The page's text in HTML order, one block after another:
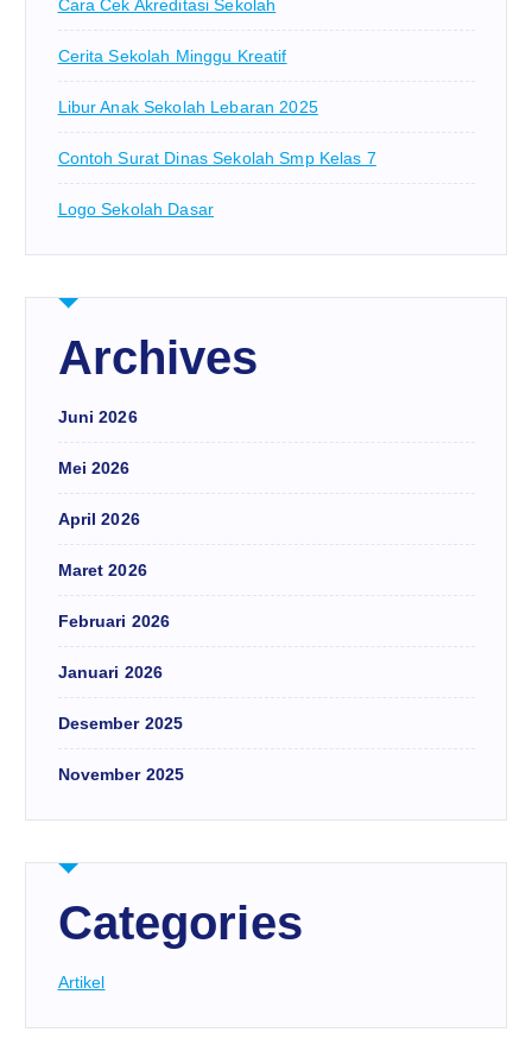
Cara Cek Akreditasi Sekolah
Cerita Sekolah Minggu Kreatif
Libur Anak Sekolah Lebaran 2025
Contoh Surat Dinas Sekolah Smp Kelas 7
Logo Sekolah Dasar
Archives
Juni 2026
Mei 2026
April 2026
Maret 2026
Februari 2026
Januari 2026
Desember 2025
November 2025
Categories
Artikel